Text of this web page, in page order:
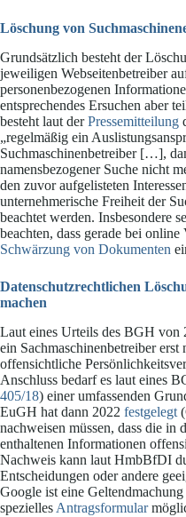
Löschung von
Grundsätzlich besteht der
jeweiligen Webseitenbetreiber
personenbezogenen
entsprechendes Ersuchen aber
besteht laut derPressemitteilung
„regelmäßig ein
Suchmaschinenbetreiber […],
namensbezogener Suche nicht
den zuvor aufgelisteten
unternehmerische Freiheit der
beachtet werden. Insbesondere
beachten, dass gerade bei
Schwärzung von Dokumenten
Datenschutzrechtlichen
machen
Laut eines Urteils des BGH von
ein Sachmaschinenbetreiber
offensichtliche
Anschluss bedarf es laut eines
405/18) einer umfassenden
EuGH hat dann 2022 festgelegt
nachweisen müssen, dass die in
enthaltenen Informationen
Nachweis kann laut HmbBfDI
Entscheidungen oder andere
Google ist eine
spezielles Antragsformular